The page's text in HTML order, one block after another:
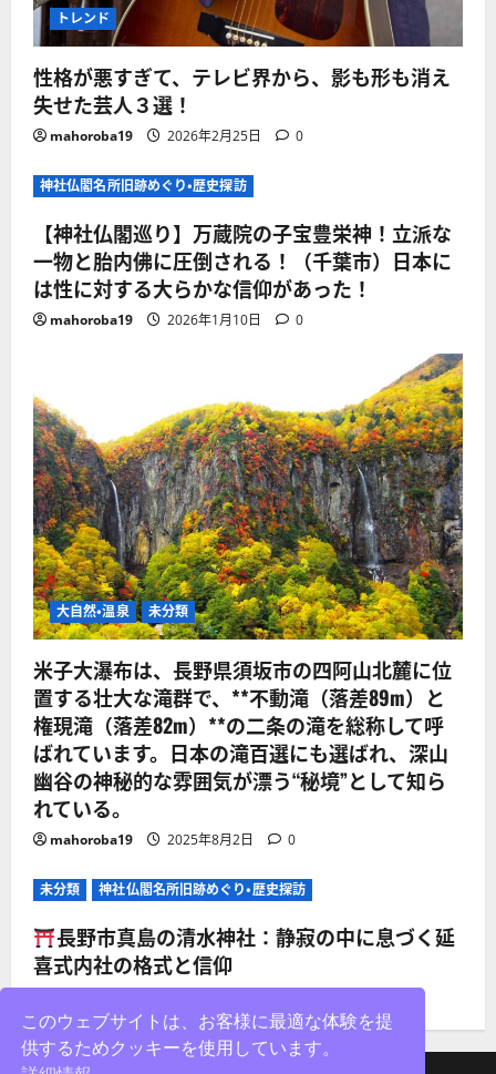
トレンド
性格が悪すぎて、テレビ界から、影も形も消え
失せた芸人３選！
mahoroba19 2026年2月25日 0
神社仏閣名所旧跡めぐり・歴史探訪
【神社仏閣巡り】万蔵院の子宝豊栄神！立派な
一物と胎内佛に圧倒される！（千葉市）日本に
は性に対する大らかな信仰があった！
mahoroba19 2026年1月10日 0
大自然・温泉 未分類
米子大瀑布は、長野県須坂市の四阿山北麓に位
置する壮大な滝群で、**不動滝（落差89m）と
権現滝（落差82m）**の二条の滝を総称して呼
ばれています。日本の滝百選にも選ばれ、深山
幽谷の神秘的な雰囲気が漂う“秘境”として知ら
れている。
mahoroba19 2025年8月2日 0
未分類 神社仏閣名所旧跡めぐり・歴史探訪
長野市真島の清水神社：静寂の中に息づく延
喜式内社の格式と信仰
このウェブサイトは、お客様に最適な体験を提
供するためクッキーを使用しています。